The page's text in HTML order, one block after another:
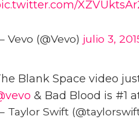
Vevo (@Vevo) julio 3,
Blank Space video
& Bad Blood is #1
Taylor Swift